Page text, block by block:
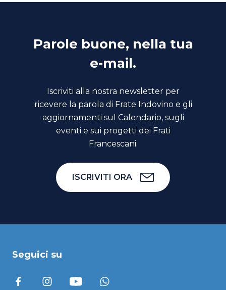
Parole buone, nella tua
e-mail.
Iscriviti alla nostra newsletter per
ricevere la parola di Frate Indovino e gli
aggiornamenti sul Calendario, sugli
eventi e sui progetti dei Frati
Francescani.
ISCRIVITI ORA
Seguici su